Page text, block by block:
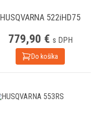
HUSQVARNA 522iHD75
779,90 € s DPH
Do košíka